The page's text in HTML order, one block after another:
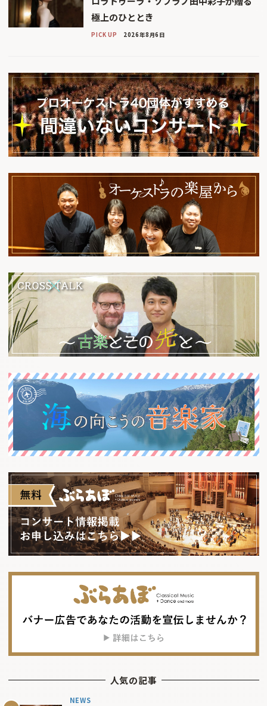
極上のひととき
PICK UP 2026年8月6日
人気の記事
NEWS